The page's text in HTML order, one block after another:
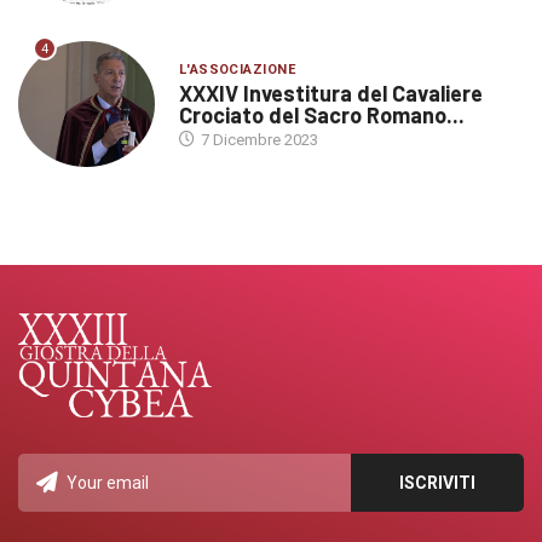
4
L'ASSOCIAZIONE
XXXIV Investitura del Cavaliere
Crociato del Sacro Romano...
7 Dicembre 2023